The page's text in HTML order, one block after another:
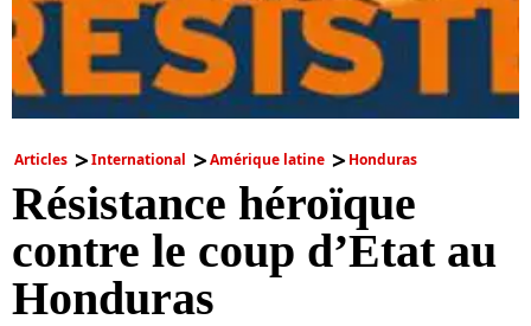
Articles International Amérique latine Honduras
Résistance héroïque
contre le coup d’Etat au
Honduras